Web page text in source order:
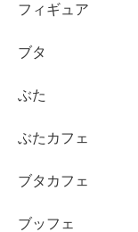
フィギュア
ブタ
ぶた
ぶたカフェ
ブタカフェ
ブッフェ